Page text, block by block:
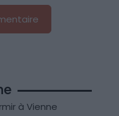
à Vienne